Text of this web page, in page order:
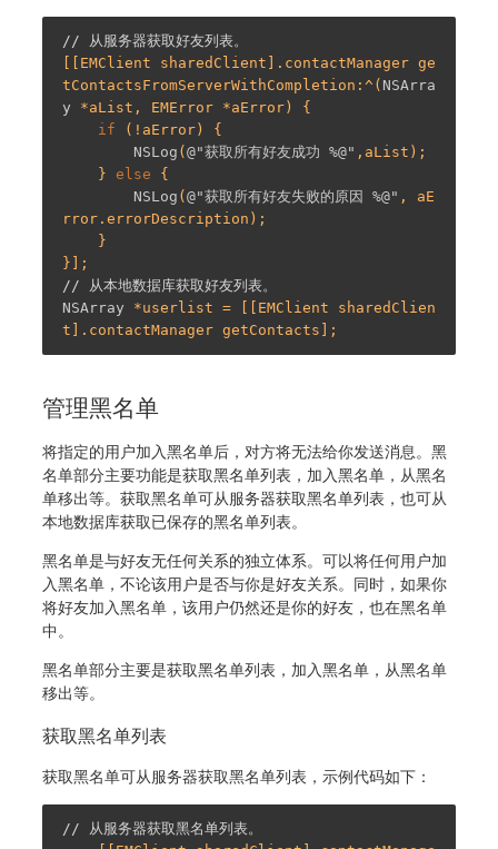
// 从服务器获取好友列表。
[[EMClient sharedClient].contactManager ge
tContactsFromServerWithCompletion:^( NSArra
y *aList, EMError *aError) {
if (!aError) {
NSLog ( @"获取所有好友成功 %@" ,aList);
    }
else {
NSLog ( @"获取所有好友失败的原因 %@" , aE
rror.errorDescription);
// 从本地数据库获取好友列表。
NSArray *userlist = [[EMClient sharedClien
管理黑名单
将指定的用户加入黑名单后，对方将无法给你发送消息。黑
名单部分主要功能是获取黑名单列表，加入黑名单，从黑名
单移出等。获取黑名单可从服务器获取黑名单列表，也可从
本地数据库获取已保存的黑名单列表。
黑名单是与好友无任何关系的独立体系。可以将任何用户加
入黑名单，不论该用户是否与你是好友关系。同时，如果你
将好友加入黑名单，该用户仍然还是你的好友，也在黑名单
中。
黑名单部分主要是获取黑名单列表，加入黑名单，从黑名单
移出等。
获取黑名单列表
获取黑名单可从服务器获取黑名单列表，示例代码如下：
// 从服务器获取黑名单列表。